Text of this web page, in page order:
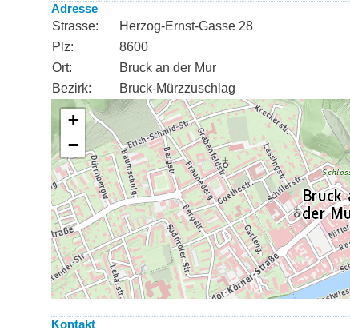
Adresse
Strasse:
Herzog-Ernst-Gasse 28
Plz:
8600
Ort:
Bruck an der Mur
Bezirk:
Bruck-Mürzzuschlag
Kontakt